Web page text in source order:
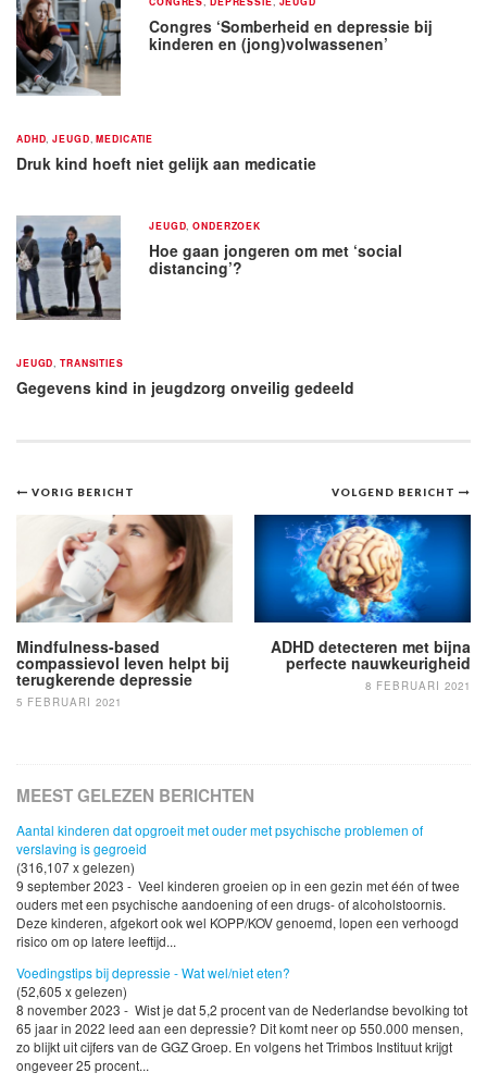
Congres ‘Somberheid en depressie bij
kinderen en (jong)volwassenen’
ADHD ,JEUGD ,MEDICATIE
Druk kind hoeft niet gelijk aan medicatie
JEUGD ,ONDERZOEK
Hoe gaan jongeren om met ‘social
distancing’?
JEUGD ,TRANSITIES
Gegevens kind in jeugdzorg onveilig gedeeld
Bericht
navigatie
VOLGEND BERICHT
ADHD detecteren met bijna
perfecte nauwkeurigheid
8 FEBRUARI 2021
VORIG BERICHT
Mindfulness-based
compassievol leven helpt bij
terugkerende depressie
5 FEBRUARI 2021
MEEST GELEZEN BERICHTEN
Aantal kinderen dat opgroeit met ouder met psychische problemen of
verslaving is gegroeid
(316,107 x gelezen)
9 september 2023 - Veel kinderen groeien op in een gezin met één of twee
ouders met een psychische aandoening of een drugs- of alcoholstoornis.
Deze kinderen, afgekort ook wel KOPP/KOV genoemd, lopen een verhoogd
risico om op latere leeftijd...
Voedingstips bij depressie - Wat wel/niet eten?
(52,605 x gelezen)
8 november 2023 - Wist je dat 5,2 procent van de Nederlandse bevolking tot
65 jaar in 2022 leed aan een depressie? Dit komt neer op 550.000 mensen,
zo blijkt uit cijfers van de GGZ Groep. En volgens het Trimbos Instituut krijgt
ongeveer 25 procent...